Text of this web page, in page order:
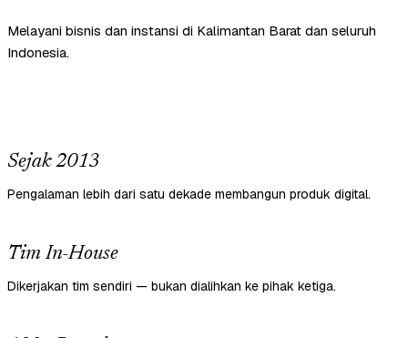
Melayani bisnis dan instansi di Kalimantan Barat dan seluruh
Indonesia.
Sejak 2013
Pengalaman lebih dari satu dekade membangun produk digital.
Tim In-House
Dikerjakan tim sendiri — bukan dialihkan ke pihak ketiga.